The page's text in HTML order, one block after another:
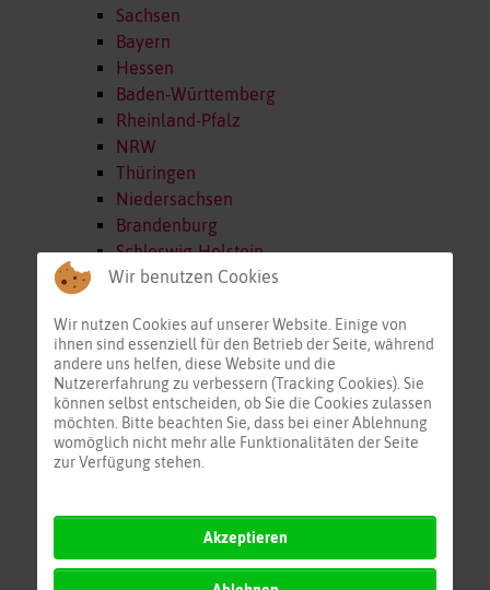
Sachsen
Bayern
Hessen
Baden-Württemberg
Rheinland-Pfalz
NRW
Thüringen
Niedersachsen
Brandenburg
Schleswig-Holstein
Sachsen-Anhalt
Österreich
Schweiz
Alpenraum
Frankreich
BeNeLux
Europa Nord
Europa Süd
Wir benutzen Cookies
Wir nutzen Cookies auf unserer Website. Einige von
ihnen sind essenziell für den Betrieb der Seite, während
andere uns helfen, diese Website und die
Nutzererfahrung zu verbessern (Tracking Cookies). Sie
können selbst entscheiden, ob Sie die Cookies zulassen
möchten. Bitte beachten Sie, dass bei einer Ablehnung
womöglich nicht mehr alle Funktionalitäten der Seite
zur Verfügung stehen.
Akzeptieren